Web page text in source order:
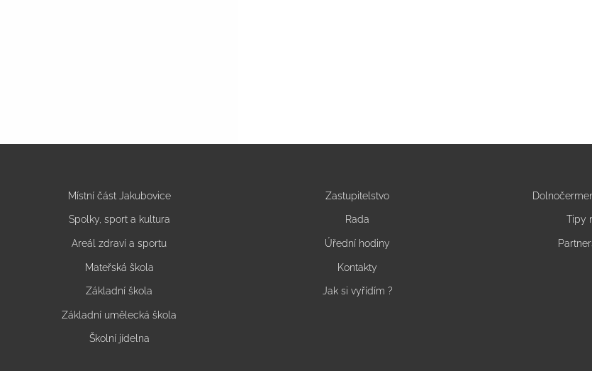
Místní část Jakubovice
Spolky, sport a kultura
Areál zdraví a sportu
Mateřská škola
Základní škola
Základní umělecká škola
Školní jídelna
Zastupitelstvo
Rada
Úřední hodiny
Kontakty
Jak si vyřídím ?
Tipy